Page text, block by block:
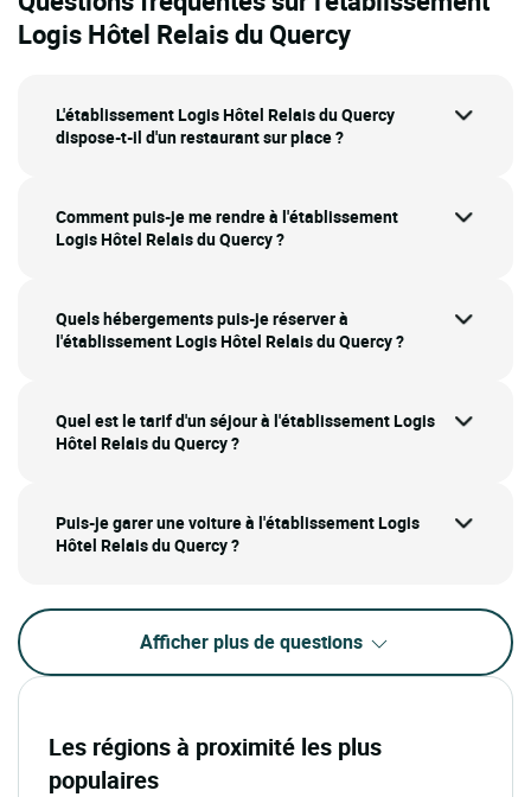
Logis Hôtel Relais du Quercy
L'établissement Logis Hôtel Relais du Quercy
dispose-t-il d'un restaurant sur place ?
Comment puis-je me rendre à l'établissement
Logis Hôtel Relais du Quercy ?
Quels hébergements puis-je réserver à
l'établissement Logis Hôtel Relais du Quercy ?
Quel est le tarif d'un séjour à l'établissement Logis
Hôtel Relais du Quercy ?
Puis-je garer une voiture à l'établissement Logis
Hôtel Relais du Quercy ?
Afficher plus de questions
Les régions à proximité les plus
populaires